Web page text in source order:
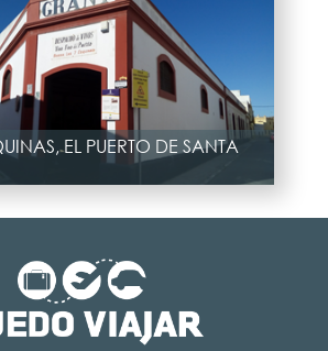
EL PUERTO DE SANTA